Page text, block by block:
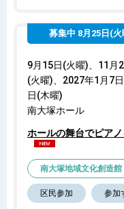
募集中 8月25日(火
9月15日(火曜)、11月
(火曜)、2027年1月7
日(木曜)
南大塚ホール
ホールの舞台でピア
南大塚地域文化創造館
区民参加 参加